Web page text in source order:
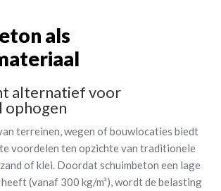
als
alternatief voor
terreinen, wegen of bouwlocaties biedt
voordelen ten opzichte van traditionele
of klei. Doordat schuimbeton een lage
(vanaf 300 kg/m³), wordt de belasting